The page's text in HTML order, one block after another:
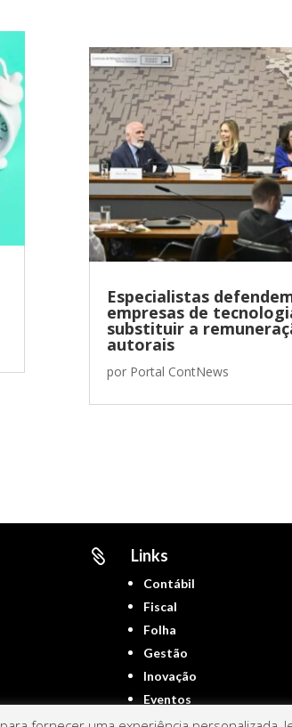
Especialistas
empresas de
substituir a
autorais
por Portal ContNews
 Links
Contábil
Fiscal
Folha
Gestão
Inovação
Eventos